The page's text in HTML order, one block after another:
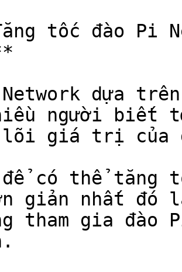
tốc đào Pi
dựa
người biết
giá trị của
có thể tăng
giản nhất đó
tham gia